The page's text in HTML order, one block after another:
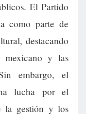
El Partido
como parte de
destacando
mexicano y las
embargo, el
lucha por el
la gestión y los